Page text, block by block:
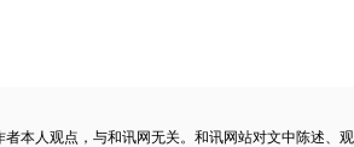
者本人观点，与和讯网无关。和讯网站对文中陈述